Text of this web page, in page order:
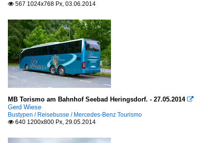
 567 1024x768 Px, 03.06.2014
MB Torismo am Bahnhof Seebad Heringsdorf. - 27.05.2014 
Gerd Wiese
Bustypen / Reisebusse / Mercedes-Benz Tourismo
 640 1200x800 Px, 29.05.2014